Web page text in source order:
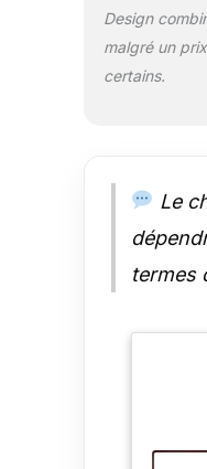
Design
malgré un
certains.
Le
termes